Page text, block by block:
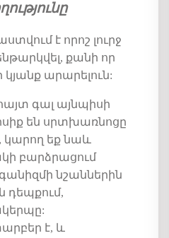
է որոշ լուրջ
քանի որ
արարելուն:
գալ այնպիսի
են սրտխառնոցը
կարող եք նաև
բարձրացում
նշաններին
դեպքում,
:
է, և